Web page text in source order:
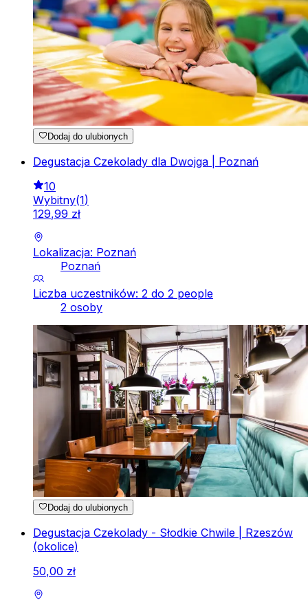
Dodaj do ulubionych
Degustacja Czekolady dla Dwojga | Poznań
10
Wybitny(1)
129,99 zł
Lokalizacja: Poznań
Poznań
Liczba uczestników: 2 do 2 people
2 osoby
Dodaj do ulubionych
Degustacja Czekolady - Słodkie Chwile | Rzeszów
(okolice)
50,00 zł